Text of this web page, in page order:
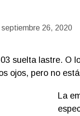
septiembre 26, 2020
suelta lastre. O
ojos, pero no
La